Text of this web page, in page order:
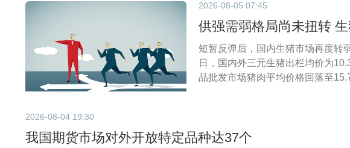
2026-08-05 07:45
供强需弱格局尚未扭转
短暂反弹后，国内生猪市场再度转
日，国内外三元生猪出栏均价为
品批发市场猪肉平均价格回落至
2026-08-04 19:30
我国期货市场对外开放特定品种达37个